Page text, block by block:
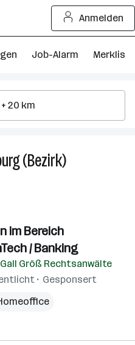
Anmelden
Job-Alarm Merkliste
(Bezirk)93
im Bereich
/ Banking
Gall Größ Rechtsanwälte
Gesponsert